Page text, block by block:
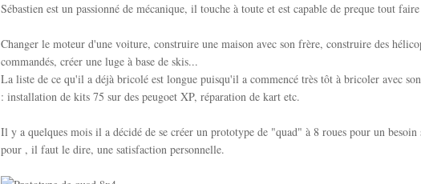
Sébastien est un passionné de mécanique, il touche à toute et est capable de preque tout
Changer le moteur d'une voiture, construire une maison avec son frère, construire des
commandés, créer une luge à base de skis...
La liste de ce qu'il a déjà bricolé est longue puisqu'il a commencé très tôt à bricoler avec
: installation de kits 75 sur des peugoet XP, réparation de kart etc.
Il y a quelques mois il a décidé de se créer un prototype de "quad" à 8 roues pour un besoin
pour , il faut le dire, une satisfaction personnelle.